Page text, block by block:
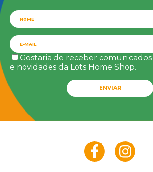
Gostaria de receber
e novidades da Lots Home Shop.
ENVIAR